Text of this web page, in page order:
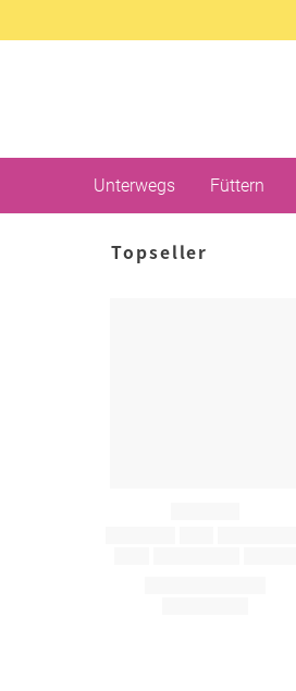
Unterwegs Füttern
Topseller